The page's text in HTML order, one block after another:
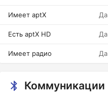
Имеет aptX Да
Есть aptX HD Да
Имеет радио Да
Коммуникации